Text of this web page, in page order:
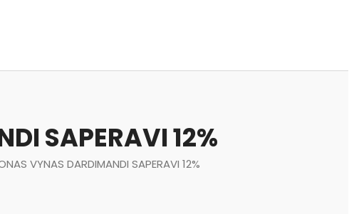
SAPERAVI 12%
VYNAS DARDIMANDI SAPERAVI 12%